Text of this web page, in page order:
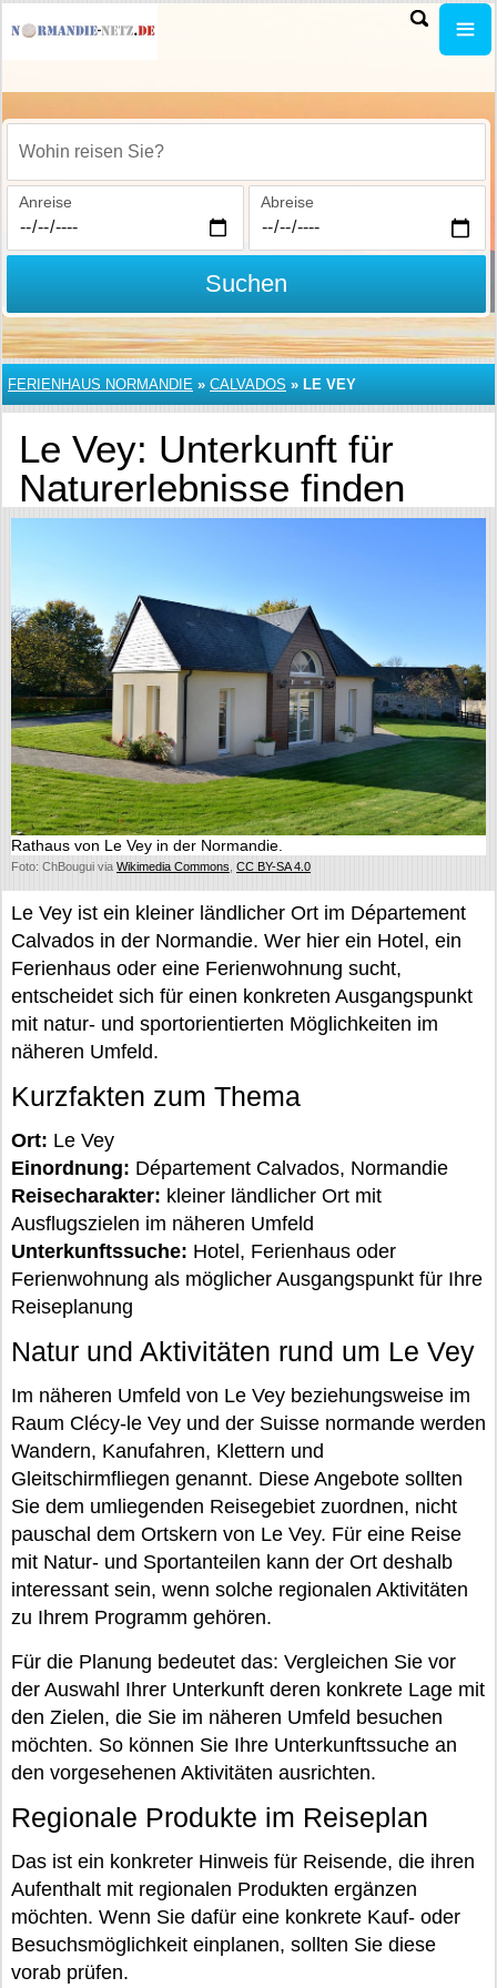
Wohin reisen Sie?
Anreise Abreise
Suchen
FERIENHAUS NORMANDIE » CALVADOS » LE VEY
Le Vey: Unterkunft für
Naturerlebnisse finden
Rathaus von Le Vey in der Normandie.
Foto: ChBougui via Wikimedia Commons CC BY-SA 4.0
Le Vey ist ein kleiner ländlicher Ort im Département
Calvados in der Normandie. Wer hier ein Hotel, ein
Ferienhaus oder eine Ferienwohnung sucht,
entscheidet sich für einen konkreten Ausgangspunkt
mit natur- und sportorientierten Möglichkeiten im
näheren Umfeld.
Kurzfakten zum Thema
Ort: Le Vey
Einordnung: Département Calvados, Normandie
Reisecharakter: kleiner ländlicher Ort mit
Ausflugszielen im näheren Umfeld
Unterkunftssuche: Hotel, Ferienhaus oder
Ferienwohnung als möglicher Ausgangspunkt für Ihre
Reiseplanung
Natur und Aktivitäten rund um Le Vey
Im näheren Umfeld von Le Vey beziehungsweise im
Raum Clécy-le Vey und der Suisse normande werden
Wandern, Kanufahren, Klettern und
Gleitschirmfliegen genannt. Diese Angebote sollten
Sie dem umliegenden Reisegebiet zuordnen, nicht
pauschal dem Ortskern von Le Vey. Für eine Reise
mit Natur- und Sportanteilen kann der Ort deshalb
interessant sein, wenn solche regionalen Aktivitäten
zu Ihrem Programm gehören.
Für die Planung bedeutet das: Vergleichen Sie vor
der Auswahl Ihrer Unterkunft deren konkrete Lage mit
den Zielen, die Sie im näheren Umfeld besuchen
möchten. So können Sie Ihre Unterkunftssuche an
den vorgesehenen Aktivitäten ausrichten.
Regionale Produkte im Reiseplan
Das ist ein konkreter Hinweis für Reisende, die ihren
Aufenthalt mit regionalen Produkten ergänzen
möchten. Wenn Sie dafür eine konkrete Kauf- oder
Besuchsmöglichkeit einplanen, sollten Sie diese
vorab prüfen.